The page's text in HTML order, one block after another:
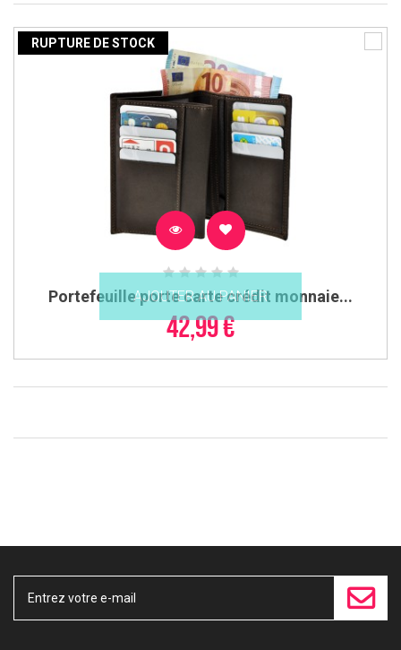
RUPTURE DE STOCK
Portefeuille porte carte crédit monnaie...
42,99 €
AJOUTER AU PANIER